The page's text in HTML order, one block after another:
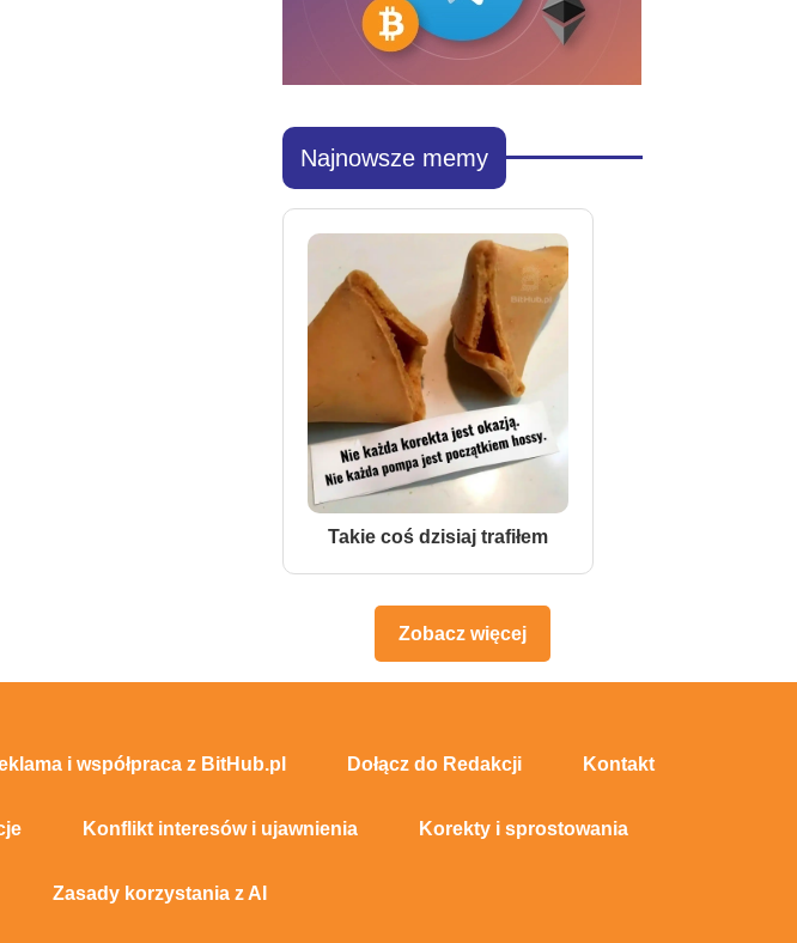
Najnowsze memy
Takie coś dzisiaj trafiłem
Zobacz więcej
i współpraca z BitHub.pl Dołącz do Redakcji Kontakt
Konflikt interesów i ujawnienia Korekty i sprostowania
Zasady korzystania z AI